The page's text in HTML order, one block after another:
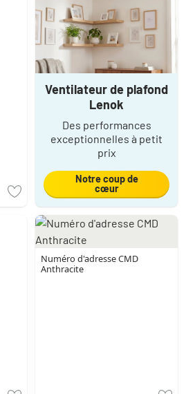
Ventilateur de plafond
Lenok
Des performances
exceptionnelles à petit
prix
Notre coup de
cœur
Numéro d'adresse CMD
Anthracite